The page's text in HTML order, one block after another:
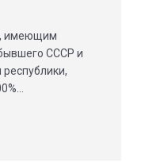
имеющим
СССР и